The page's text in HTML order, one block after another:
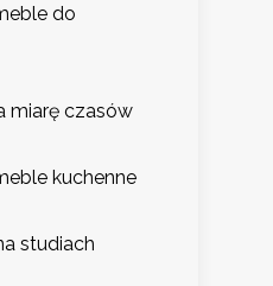
do
miarę czasów
kuchenne
studiach